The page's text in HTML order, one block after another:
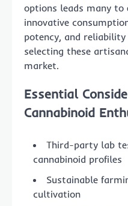
options leads many to
innovative
potency, and
selecting these
market.
Essential
Cannabinoid
Third-party lab
cannabinoid profiles
Sustainable
cultivation